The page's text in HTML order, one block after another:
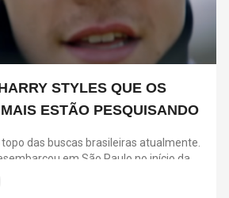
STYLES QUE OS
ESTÃO PESQUISANDO
das buscas brasileiras atualmente.
em São Paulo no início da
uma agenda de quatro shows na